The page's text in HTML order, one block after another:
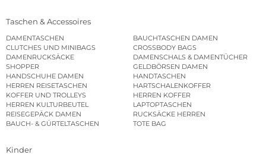
Taschen & Accessoires
DAMENTASCHEN
BAUCHTASCHEN DAMEN
CLUTCHES UND MINIBAGS
CROSSBODY BAGS
DAMENRUCKSÄCKE
DAMENSCHALS & DAMENTÜCHER
SHOPPER
GELDBÖRSEN DAMEN
HANDSCHUHE DAMEN
HANDTASCHEN
HERREN REISETASCHEN
HARTSCHALENKOFFER
KOFFER UND TROLLEYS
HERREN KOFFER
HERREN KULTURBEUTEL
LAPTOPTASCHEN
REISEGEPÄCK DAMEN
RUCKSÄCKE HERREN
BAUCH- & GÜRTELTASCHEN
TOTE BAG
Kinder